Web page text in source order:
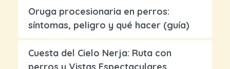
Oruga procesionaria en perros:
síntomas, peligro y qué hacer (guía)
Cuesta del Cielo Nerja: Ruta con
perros y Vistas Espectaculares